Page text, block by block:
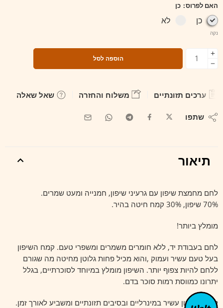
האם לפרוס כן
כן לא
נקה
הוספה לסל
ערכים תזונתיים משלוח והחזרה שאל שאלה
שתפו
תיאור
לחם מחמצת שיפון עם גרעיני שיפון, חמנייה ומעט שמרים.
70% שיפון, 30% קמח חיטה בהיר.
מומלץ ביותר!
לחם בעבודת יד, ללא חומרים משמרים ומשפרי טעם. קמח השיפון
בעל טעם עשיר ועמוק ,והוא מכיל פחות גלוטן מחיטה מה שגורם
ללחם להיות צפוף יותר. השיפון מומלץ במיוחד לסוכרתיים, בגלל
יתרונו כמווסת רמות סוכר בדם.
לחם השיפון עשיר במינרליים ובסיבים תזונתיים ומשביע לאורך זמן.